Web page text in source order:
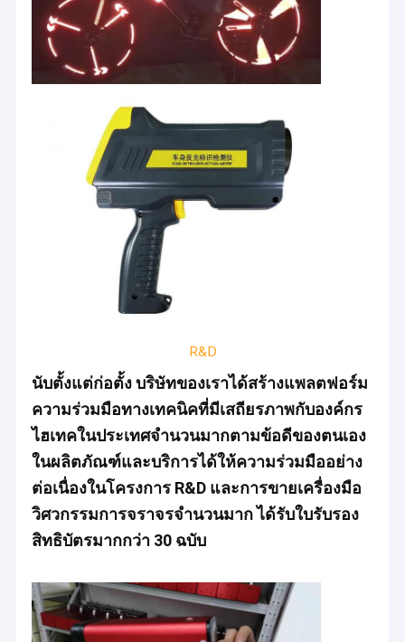
R&D
นับตั้งแต่ก่อตั้ง บริษัทของเราได้สร้างแพลตฟอร์ม
ความร่วมมือทางเทคนิคที่มีเสถียรภาพกับองค์กร
ไฮเทคในประเทศจำนวนมากตามข้อดีของตนเอง
ในผลิตภัณฑ์และบริการได้ให้ความร่วมมืออย่าง
ต่อเนื่องในโครงการ R&D และการขายเครื่องมือ
วิศวกรรมการจราจรจำนวนมาก ได้รับใบรับรอง
สิทธิบัตรมากกว่า 30 ฉบับ